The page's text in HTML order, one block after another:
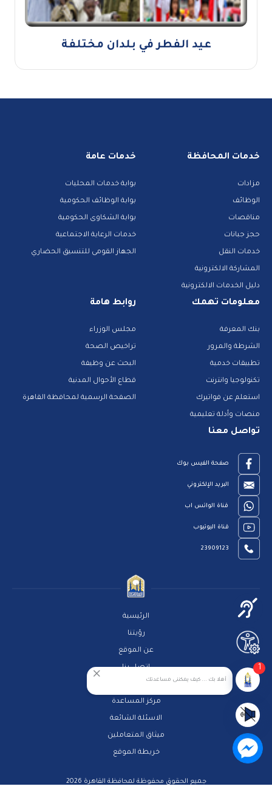
عيد الفطر في بلدان مختلفة
خدمات المحافظة
مزادات
الوظائف
مناقصات
حجز جبانات
خدمات النقل
المشاركة الالكترونية
دليل الخدمات الالكترونية
خدمات عامة
بوابة خدمات المحليات
بوابة الوظائف الحكومية
بوابة الشكاوى الحكومية
خدمات الرعاية الاجتماعية
الجهاز القومى للتنسيق الحضاري
معلومات تهمك
بنك المعرفة
الشرطة والمرور
تطبيقات خدمية
تكنولوجيا وانترنت
استعلم عن فواتيرك
منصات وأدلة تعليمية
روابط هامة
مجلس الوزراء
تراخيص الصحة
البحث عن وظيفة
قطاع الأحوال المدنية
الصفحة الرسمية لمحافظة القاهرة
تواصل معنا
صفحة الفيس بوك
البريد الإلكتروني
قناة الواتس اب
قناة اليوتيوب
23909123
الرئيسية
رؤيتنا
عن الموقع
اتصل بنا
مركز المساعدة
الاسئلة الشائعة
ميثاق المتعاملين
خريطة الموقع
جميع الحقوق محفوظة لمحافظة القاهرة 2026
أهلا بك ... كيف يمكننى مساعدتك
1